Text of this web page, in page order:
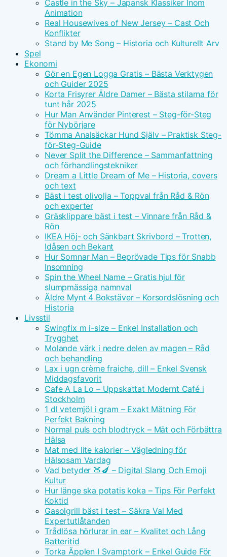
Castle in the Sky – Japansk Klassiker Inom
Animation
Real Housewives of New Jersey – Cast Och
Konflikter
Stand by Me Song – Historia och Kulturellt Arv
Spel
Ekonomi
Gör en Egen Logga Gratis – Bästa Verktygen
och Guider 2025
Korta Frisyrer Äldre Damer – Bästa stilarna för
tunt hår 2025
Hur Man Använder Pinterest – Steg-för-Steg
för Nybörjare
Tömma Analsäckar Hund Själv – Praktisk Steg-
för-Steg-Guide
Never Split the Difference – Sammanfattning
och förhandlingstekniker
Dream a Little Dream of Me – Historia, covers
och text
Bäst i test olivolja – Toppval från Råd & Rön
och experter
Gräsklippare bäst i test – Vinnare från Råd &
Rön
IKEA Höj- och Sänkbart Skrivbord – Trotten,
Idåsen och Bekant
Hur Somnar Man – Beprövade Tips för Snabb
Insomning
Spin the Wheel Name – Gratis hjul för
slumpmässiga namnval
Äldre Mynt 4 Bokstäver – Korsordslösning och
Historia
Livsstil
Swingfix m i-size – Enkel Installation och
Trygghet
Molande värk i nedre delen av magen – Råd
och behandling
Lax i ugn crème fraiche, dill – Enkel Svensk
Middagsfavorit
Cafe A La Lo – Uppskattat Modernt Café i
Stockholm
1 dl vetemjöl i gram – Exakt Mätning För
Perfekt Bakning
Normal puls och blodtryck – Mät och Förbättra
Hälsa
Mat med lite kalorier – Vägledning för
Hälsosam Vardag
Vad betyder 🍑🍆 – Digital Slang Och Emoji
Kultur
Hur länge ska potatis koka – Tips För Perfekt
Koktid
Gasolgrill bäst i test – Säkra Val Med
Expertutlåtanden
Trådlösa hörlurar in ear – Kvalitet och Lång
Batteritid
Torka Äpplen I Svamptork – Enkel Guide För